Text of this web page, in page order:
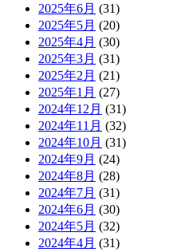
2025年6月 (31)
2025年5月 (20)
2025年4月 (30)
2025年3月 (31)
2025年2月 (21)
2025年1月 (27)
2024年12月 (31)
2024年11月 (32)
2024年10月 (31)
2024年9月 (24)
2024年8月 (28)
2024年7月 (31)
2024年6月 (30)
2024年5月 (32)
2024年4月 (31)